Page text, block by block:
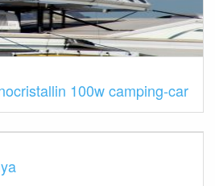
100w camping-car